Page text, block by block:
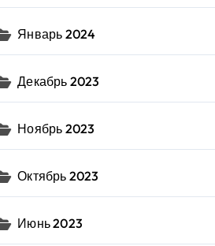
Январь 2024
Декабрь 2023
Ноябрь 2023
Октябрь 2023
Июнь 2023